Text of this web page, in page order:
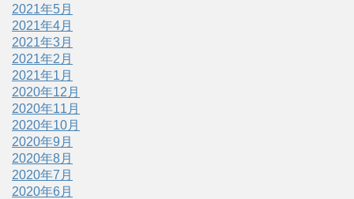
2021年5月
2021年4月
2021年3月
2021年2月
2021年1月
2020年12月
2020年11月
2020年10月
2020年9月
2020年8月
2020年7月
2020年6月